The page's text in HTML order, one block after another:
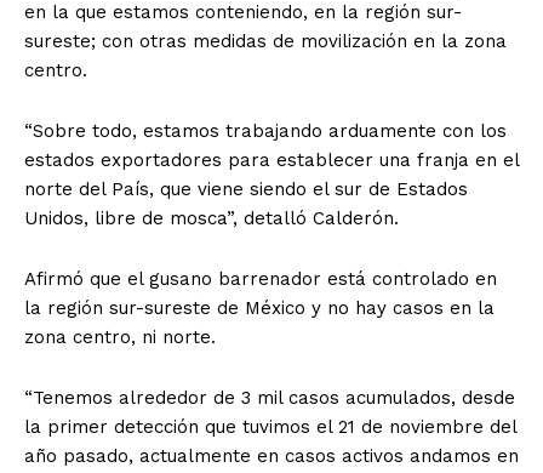
en la que estamos conteniendo, en la región sur-
sureste; con otras medidas de movilización en la zona
centro.
“Sobre todo, estamos trabajando arduamente con los
estados exportadores para establecer una franja en el
norte del País, que viene siendo el sur de Estados
Unidos, libre de mosca”, detalló Calderón.
Afirmó que el gusano barrenador está controlado en
la región sur-sureste de México y no hay casos en la
zona centro, ni norte.
“Tenemos alrededor de 3 mil casos acumulados, desde
la primer detección que tuvimos el 21 de noviembre del
año pasado, actualmente en casos activos andamos en